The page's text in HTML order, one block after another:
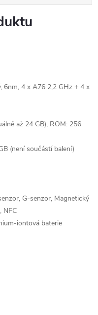
2 Pro
6nm, 4 x A76 2,2 GHz + 4 x
až 24 GB), ROM: 256
(není součástí balení)
G-senzor, Magnetický
NFC
iontová baterie